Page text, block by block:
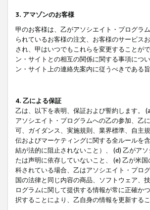
3. アマゾンのお客様
甲のお客様は、乙がアソシエイト・プログラ
られているお客様の注文、お客様のサービス
され、甲はいつでもこれらを変更することが
ン・サイトとの相互の関係に関する事項につ
ン・サイト上の連絡先案内に従うべきである
4. 乙による保証
乙は、以下を表明、保証および誓約します。
アソシエイト・プログラムへの乙の参加、乙
可、ガイダンス、実施規則、業界標準、自主
伝およびマーケティングに関する全ルールを
結が法的に阻止されないこと）、 (d) 乙がア
たは声明に依存していないこと、 (e) 乙が米
科されている場合、乙はアソシエイト・プロ
国の法律と同じ内容の商品、ソフトウェア、
ログラムに関して提供する情報が常に正確か
択することにより、乙自身の情報を更新するこ